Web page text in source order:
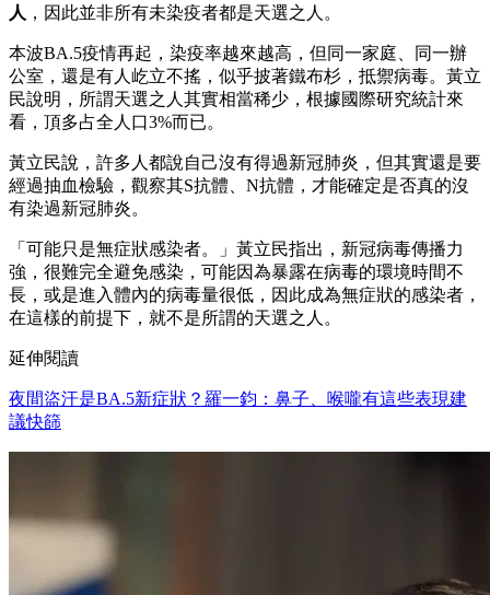
人 ，因此並非所有未染疫者都是天選之人。
本波BA.5疫情再起，染疫率越來越高，但同一家庭、同一辦
公室，還是有人屹立不搖，似乎披著鐵布杉，抵禦病毒。黃立
民說明，所謂天選之人其實相當稀少，根據國際研究統計來
看，頂多占全人口3%而已。
黃立民說，許多人都說自己沒有得過新冠肺炎，但其實還是要
經過抽血檢驗，觀察其S抗體、N抗體，才能確定是否真的沒
有染過新冠肺炎。
「可能只是無症狀感染者。」黃立民指出，新冠病毒傳播力
強，很難完全避免感染，可能因為暴露在病毒的環境時間不
長，或是進入體內的病毒量很低，因此成為無症狀的感染者，
在這樣的前提下，就不是所謂的天選之人。
延伸閱讀
夜間盜汗是BA.5新症狀？羅一鈞：鼻子、喉嚨有這些表現建
議快篩